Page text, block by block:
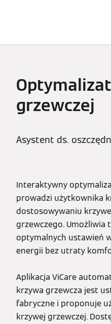
grzewczej
Asystent ds.
Interaktywny
prowadzi użytkownika
dostosowywaniu
grzewczego. Umożliwia
optymalnych ustawień
energii bez utraty
Aplikacja ViCare
krzywa grzewcza jest
fabryczne i proponuje
krzywej grzewczej.